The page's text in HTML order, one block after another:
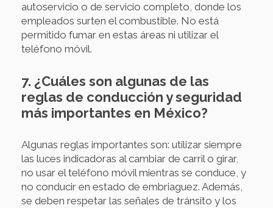
autoservicio o de servicio completo, donde los
empleados surten el combustible. No está
permitido fumar en estas áreas ni utilizar el
teléfono móvil.
7. ¿Cuáles son algunas de las
reglas de conducción y seguridad
más importantes en México?
Algunas reglas importantes son: utilizar siempre
las luces indicadoras al cambiar de carril o girar,
no usar el teléfono móvil mientras se conduce, y
no conducir en estado de embriaguez. Además,
se deben respetar las señales de tránsito y los